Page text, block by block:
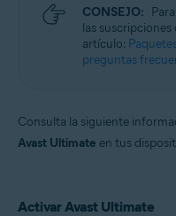
CONSEJO:
las suscripciones
artículo:
preguntas
Consulta la siguiente
Avast Ultimate en tus
Activar Avast Ultimate